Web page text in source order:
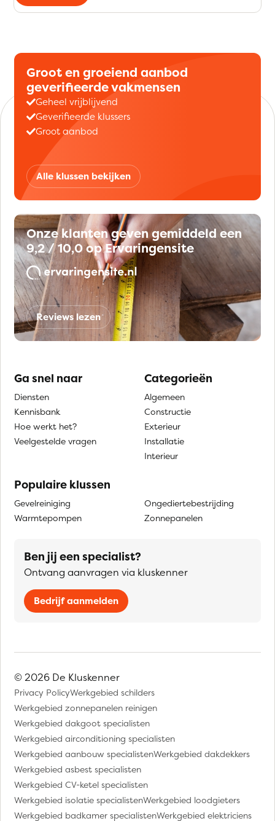
Groot en groeiend aanbod
geverifieerde vakmensen
Geheel vrijblijvend
Geverifieerde klussers
Groot aanbod
Alle klussen bekijken
Onze klanten geven gemiddeld een
9,2 / 10,0 op Ervaringensite
Reviews lezen
Ga snel naar
Diensten
Kennisbank
Hoe werkt het?
Veelgestelde vragen
Categorieën
Algemeen
Constructie
Exterieur
Installatie
Interieur
Populaire klussen
Gevelreiniging
Warmtepompen
Ongediertebestrijding
Zonnepanelen
Ben jij een specialist?
Ontvang aanvragen via kluskenner
Bedrijf aanmelden
© 2026 De Kluskenner
Privacy PolicyWerkgebied schilders
Werkgebied zonnepanelen reinigen
Werkgebied dakgoot specialisten
Werkgebied airconditioning specialisten
Werkgebied aanbouw specialistenWerkgebied dakdekkers
Werkgebied asbest specialisten
Werkgebied CV-ketel specialisten
Werkgebied isolatie specialistenWerkgebied loodgieters
Werkgebied badkamer specialistenWerkgebied elektriciens